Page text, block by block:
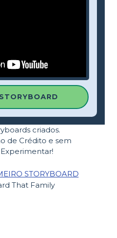
criados.
de Crédito e sem
STORYBOARD